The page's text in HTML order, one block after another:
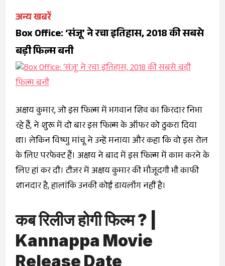
अन्य खबरें
Box Office: ‘संजू’ ने रचा इतिहास, 2018 की सबसे
बड़ी फिल्म बनी
अक्षय कुमार, जो इस फिल्म में भगवान शिव का किरदार निभा
रहे हैं, ने शुरू में दो बार इस फिल्म के ऑफर को ठुकरा दिया
था। लेकिन विष्णु मांचू ने उन्हें मनाया और कहा कि वो इस रोल
के लिए परफेक्ट हैं। अक्षय ने बाद में इस फिल्म में काम करने के
लिए हां कर दी। टीजर में अक्षय कुमार की मौजूदगी भी काफी
शानदार है, हालांकि उनकी कोई डायलॉग नहीं है।
कब रिलीज होगी फिल्म?
Kannappa Movie
Release Date